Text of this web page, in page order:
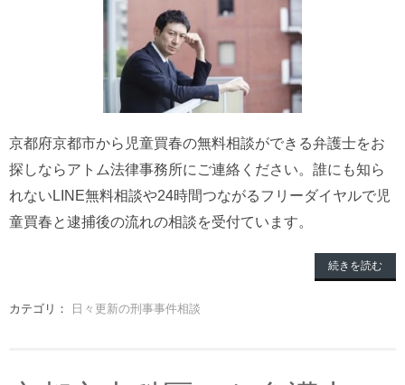
京都府京都市から児童買春の無料相談ができる弁護士をお
探しならアトム法律事務所にご連絡ください。誰にも知ら
れないLINE無料相談や24時間つながるフリーダイヤルで児
童買春と逮捕後の流れの相談を受付ています。
続きを読む
カテゴリ： 日々更新の刑事事件相談